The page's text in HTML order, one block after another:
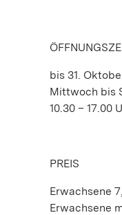
bis 31.
Mittwoch bis
10.30 – 17.00
PREIS
Erwachsene
Erwachsene